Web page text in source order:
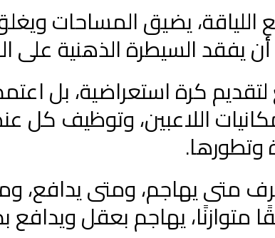
اللياقة، يضيق المساحات
يفقد السيطرة الذهنية على
كرة استعراضية، بل
اللاعبين، وتوظيف كل
وتطورها.
متى يهاجم، ومتى يدافع،
متوازنًا، يهاجم بعقل ويدافع